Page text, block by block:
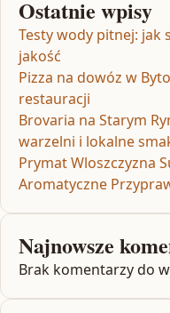
Ostatnie wpisy
Testy wody pitnej: jak
jakość
Pizza na dowóz w
restauracji
Brovaria na Starym
warzelni i lokalne
Prymat Wloszczyzna
Aromatyczne
Najnowsze
Brak komentarzy do